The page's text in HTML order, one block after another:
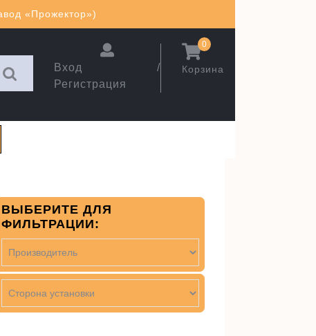
«Прожектор»)
Вход /
Регистрация
Корзина
0
ВЫБЕРИТЕ ДЛЯ
ФИЛЬТРАЦИИ: